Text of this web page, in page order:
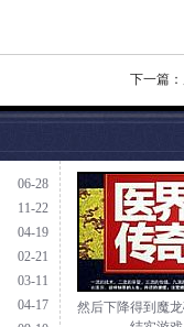
下一篇：
06-28
11-22
04-19
02-21
03-11
04-17
然后下降得到魔